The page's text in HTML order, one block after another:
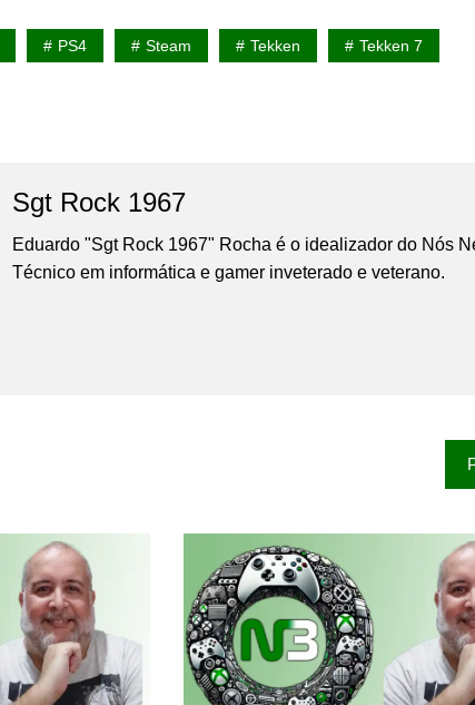
PS4 Steam Tekken Tekken 7
Sgt Rock 1967
Eduardo "Sgt Rock 1967" Rocha é o idealizador do Nós
Técnico em informática e gamer inveterado e veterano.